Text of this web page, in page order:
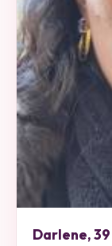
Darlene,39